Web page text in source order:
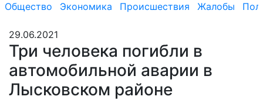
Общество Экономика Происшествия Жалобы
29.06.2021
Три человека погибли в
автомобильной аварии в
Лысковском районе